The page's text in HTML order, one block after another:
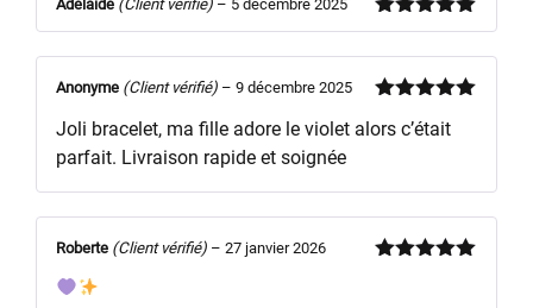
Note5sur
Adélaïde (Client vérifié) – 5 décembre 2025
5
Anonyme (Client vérifié) – 9 décembre 2025
Joli bracelet, ma fille adore le violet alors c’était
parfait. Livraison rapide et soignée
Roberte (Client vérifié) – 27 janvier 2026